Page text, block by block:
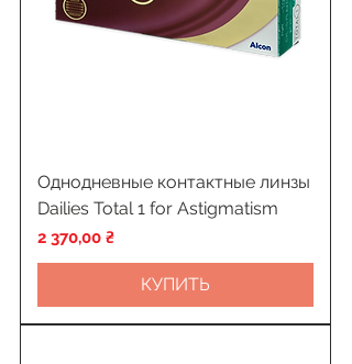
Однодневные контактные линзы
Dailies Total 1 for Astigmatism
Цена
2 370,00 ₴
КУПИТЬ